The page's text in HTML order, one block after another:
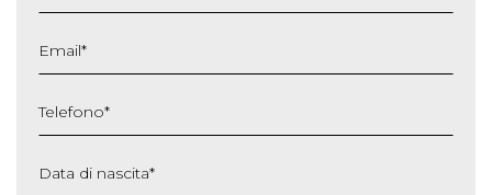
Email*
Telefono*
Data di nascita*